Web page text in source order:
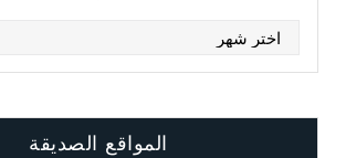
Archives
المواقع الصديقة